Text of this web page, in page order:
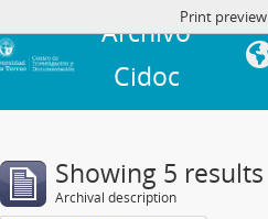
Archivo
Cidoc
Print preview
Showing 5 results
Archival description